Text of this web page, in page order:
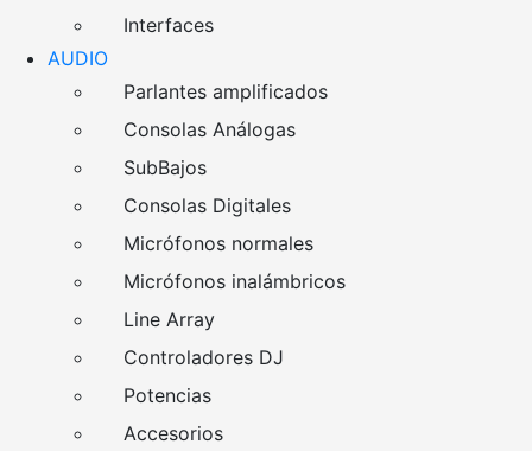
Interfaces
AUDIO
Parlantes amplificados
Consolas Análogas
SubBajos
Consolas Digitales
Micrófonos normales
Micrófonos inalámbricos
Line Array
Controladores DJ
Potencias
Accesorios